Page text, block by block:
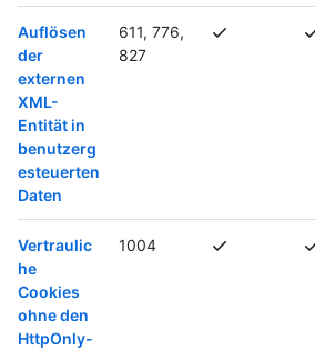
Auflösen
der
externen
XML-
Entität in
benutzerg
esteuerten
Daten
611, 776,
827
Vertraulic
he
Cookies
ohne den
HttpOnly-
1004